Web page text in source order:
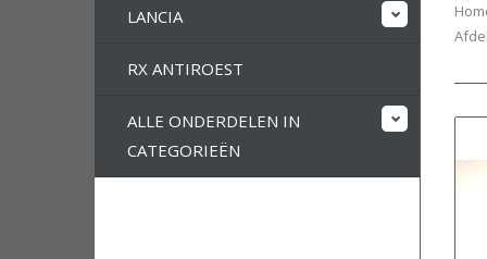
LANCIA
RX ANTIROEST
ALLE ONDERDELEN IN
CATEGORIEËN